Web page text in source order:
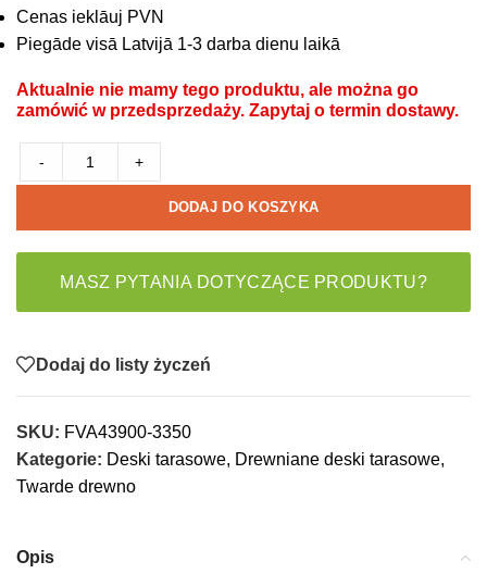
Cenas ieklāuj PVN
Piegāde visā Latvijā 1-3 darba dienu laikā
Aktualnie nie mamy tego produktu, ale można go
zamówić w przedsprzedaży. Zapytaj o termin dostawy.
- +
DODAJ DO KOSZYKA
MASZ PYTANIA DOTYCZĄCE PRODUKTU?
Dodaj do listy życzeń
SKU: FVA43900-3350
Kategorie: Deski tarasowe, Drewniane deski tarasowe,
Twarde drewno
Opis